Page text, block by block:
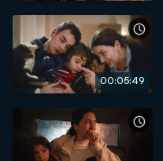
00:05:49